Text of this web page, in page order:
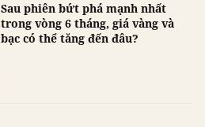
Sau phiên bứt phá mạnh nhất
trong vòng 6 tháng, giá vàng và
bạc có thể tăng đến đâu?